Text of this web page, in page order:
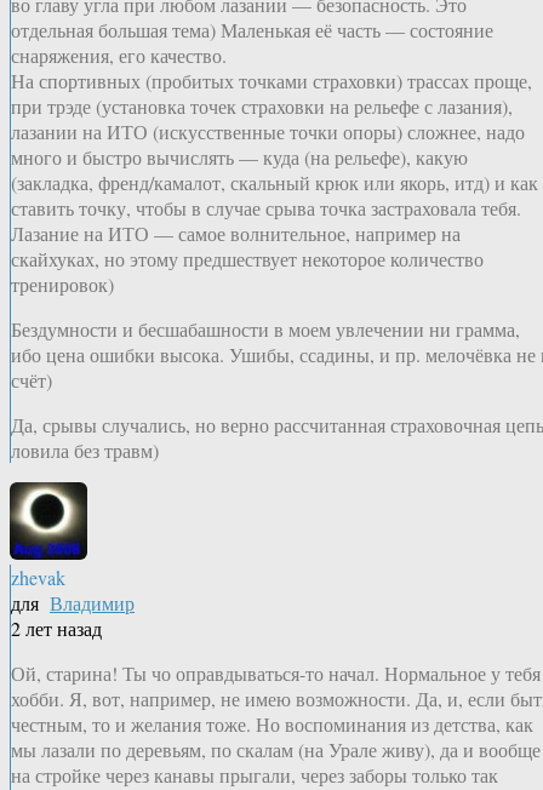
отдельная большая тема) Маленькая её часть — состояние
снаряжения, его качество.
На спортивных (пробитых точками страховки) трассах проще,
при трэде (установка точек страховки на рельефе с лазания),
лазании на ИТО (искусственные точки опоры) сложнее, надо
много и быстро вычислять — куда (на рельефе), какую
(закладка, френд/камалот, скальный крюк или якорь, итд) и как
ставить точку, чтобы в случае срыва точка застраховала тебя.
Лазание на ИТО — самое волнительное, например на
скайхуках, но этому предшествует некоторое количество
тренировок)
Бездумности и бесшабашности в моем увлечении ни грамма,
ибо цена ошибки высока. Ушибы, ссадины, и пр. мелочёвка не
счёт)
Да, срывы случались, но верно рассчитанная страховочная цепь
ловила без травм)
zhevak
для Владимир
2 лет назад
Ой, старина! Ты чо оправдываться-то начал. Нормальное у тебя
хобби. Я, вот, например, не имею возможности. Да, и, если
честным, то и желания тоже. Но воспоминания из детства, как
мы лазали по деревьям, по скалам (на Урале живу), да и вообще
на стройке через канавы прыгали, через заборы только так